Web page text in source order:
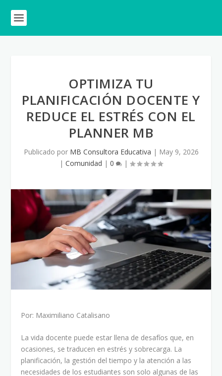
OPTIMIZA TU
PLANIFICACIÓN DOCENTE Y
REDUCE EL ESTRÉS CON EL
PLANNER MB
Publicado por MB Consultora Educativa | May 9, 2026
| Comunidad | 0 |
Por: Maximiliano Catalisano
La vida docente puede estar llena de desafíos que, en
ocasiones, se traducen en estrés y sobrecarga. La
planificación, la gestión del tiempo y la atención a las
necesidades de los estudiantes son solo algunas de las